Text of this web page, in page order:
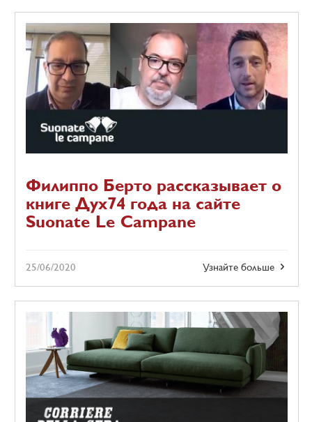
Филиппо Берто рассказывает о
книге Дух74 года на сайте
Suonate Le Campane
Узнайте больше
25/06/2020